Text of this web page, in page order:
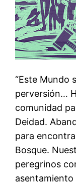
“Este Mundo
perversión…
comunidad
Deidad.
para
Bosque.
peregrinos